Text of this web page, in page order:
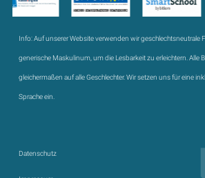
Info:Auf unserer Website verwenden wir geschlechtsneutrale
generische Maskulinum, um die Lesbarkeit zu erleichtern. Alle
gleichermaßen auf alle Geschlechter. Wir setzen uns für eine
Sprache ein.
Datenschutz